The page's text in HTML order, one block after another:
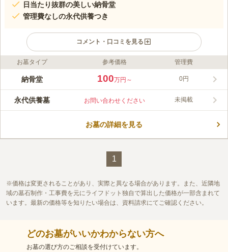
日当たり抜群の美しい納骨堂
管理費なしの永代供養つき
コメント・口コミを見る
ライフドット編集部のコメント
各バス停から徒歩5分圏内。多くの寺院が立ち並ぶ一角に佇む千
りに訪れます。使用期限のない個別区画の納骨堂はどなたでもご
利用が出来ます。
この霊園はまだ誰からも評価されていません。
お墓タイプ 参考価格 管理費
納骨堂 100万円～ 0円
永代供養墓 お問い合わせください 未掲載
お墓の詳細を見る
1
価格は変更されることがあり、実際と異なる場合があります。また、近隣地
域の墓石制作・工事費を元にライフドット独自で算出した価格が一部含まれて
います。最新の価格等を知りたい場合は、資料請求にてご確認ください。
どのお墓がいいかわからない方へ
お墓の選び方のご相談を受付けています。